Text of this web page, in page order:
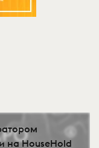
на HouseHold